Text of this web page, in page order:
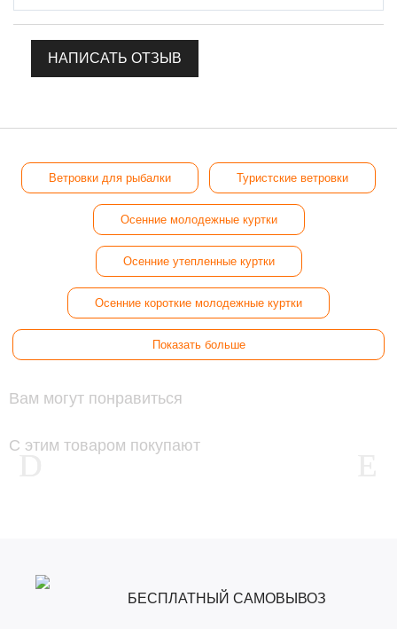
НАПИСАТЬ ОТЗЫВ
Ветровки для рыбалки Туристские ветровки
Осенние молодежные куртки
Осенние утепленные куртки
Осенние короткие молодежные куртки
Показать больше
Вам могут понравиться
С этим товаром покупают
БЕСПЛАТНЫЙ САМОВЫВОЗ